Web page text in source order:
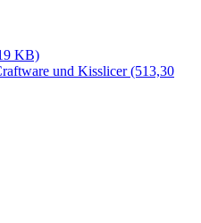
KB)
und Kisslicer(513,30